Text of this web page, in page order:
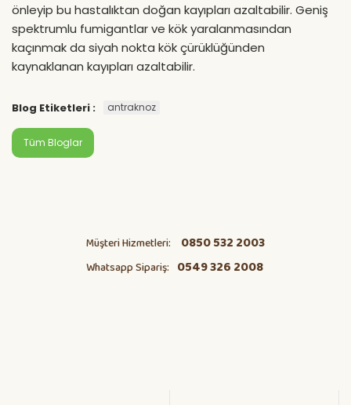
önleyip bu hastalıktan doğan kayıpları azaltabilir. Geniş
spektrumlu fumigantlar ve kök yaralanmasından
kaçınmak da siyah nokta kök çürüklüğünden
kaynaklanan kayıpları azaltabilir.
Blog Etiketleri : antraknoz
Tüm Bloglar
Müşteri Hizmetleri: 0850 532 2003
Whatsapp Sipariş: 0549 326 2008